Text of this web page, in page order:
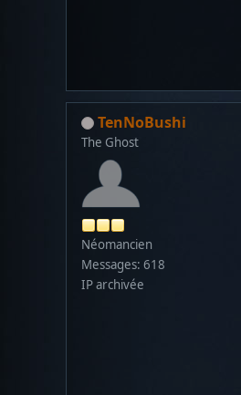
TenNoBushi
The Ghost
Néomancien
Messages: 618
IP archivée